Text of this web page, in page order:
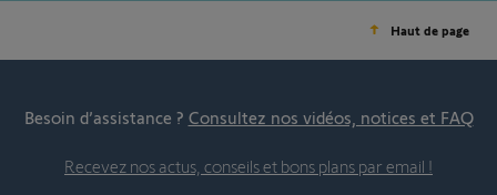
Haut de page
Besoin d’assistance ? Consultez nos vidéos, notices et FAQ
Recevez nos actus, conseils et bons plans par email !